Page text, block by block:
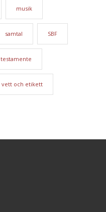
musik
samtal SBF
testamente
vett och etikett